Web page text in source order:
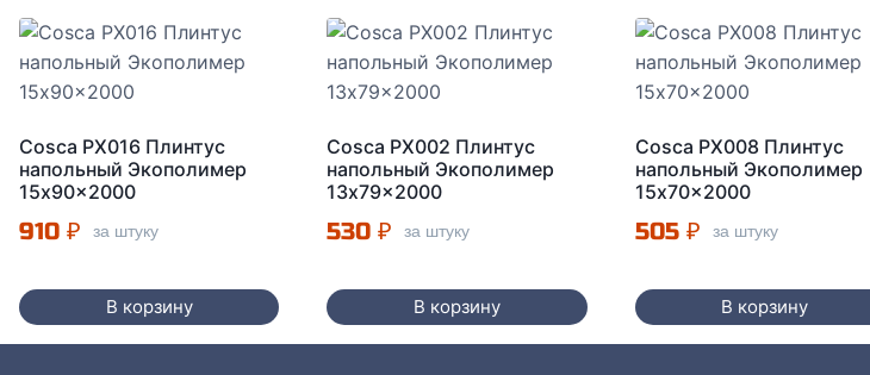
Cosca PX016 Плинтус
напольный Экополимер
15x90x2000
910 ₽ за штуку
В корзину
Cosca PX002 Плинтус
напольный Экополимер
13x79x2000
530₽ за штуку
В корзину
Cosca PX008 Плинтус
напольный Экополимер
15x70x2000
505 ₽ за штуку
В корзину